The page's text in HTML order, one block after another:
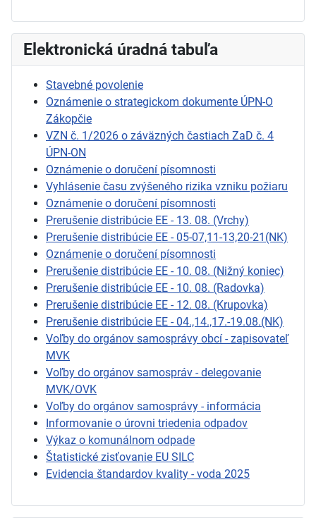
Elektronická úradná tabuľa
Stavebné povolenie
Oznámenie o strategickom dokumente ÚPN-O
Zákopčie
VZN č. 1/2026 o záväzných častiach ZaD č. 4
ÚPN-ON
Oznámenie o doručení písomnosti
Vyhlásenie času zvýšeného rizika vzniku požiaru
Oznámenie o doručení písomnosti
Prerušenie distribúcie EE - 13. 08. (Vrchy)
Prerušenie distribúcie EE - 05-07,11-13,20-21(NK)
Oznámenie o doručení písomnosti
Prerušenie distribúcie EE - 10. 08. (Nižný koniec)
Prerušenie distribúcie EE - 10. 08. (Radovka)
Prerušenie distribúcie EE - 12. 08. (Krupovka)
Prerušenie distribúcie EE - 04.,14.,17.-19.08.(NK)
Voľby do orgánov samosprávy obcí - zapisovateľ
MVK
Voľby do orgánov samospráv - delegovanie
MVK/OVK
Voľby do orgánov samosprávy - informácia
Informovanie o úrovni triedenia odpadov
Výkaz o komunálnom odpade
Štatistické zisťovanie EU SILC
Evidencia štandardov kvality - voda 2025